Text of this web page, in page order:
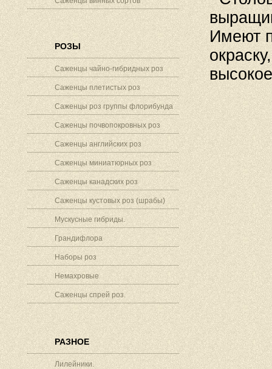
РОЗЫ
Саженцы чайно-гибридных роз
Саженцы плетистых роз
Саженцы роз группы флорибунда
Саженцы почвопокровных роз
Саженцы английских роз
Саженцы миниатюрных роз
Саженцы канадских роз
Саженцы кустовых роз (шрабы)
Мускусные гибриды.
Грандифлора
Наборы роз
Немахровые
Саженцы спрей роз.
РАЗНОЕ
Лилейники.
Имеют